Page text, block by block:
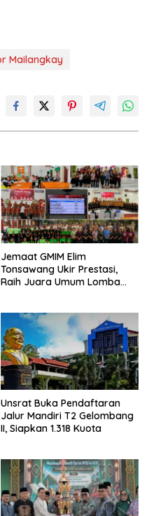
Mailangkay
Jemaat GMIM Elim
Tonsawang Ukir Prestasi,
Raih Juara Umum Lomba
Unsrat Buka Pendaftaran
Jalur Mandiri T2 Gelombang
II, Siapkan 1.318 Kuota